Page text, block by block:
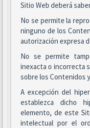
Sitio Web deberá
No se permite la
ninguno de los
autorización expresa
No se permite
inexacta o incorrecta
sobre los Contenidos
A excepción del
establezca dicho
elemento, de este
intelectual por el